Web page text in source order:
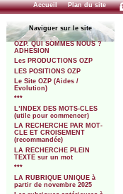
Accueil Plan du site
Naviguer sur le site
OZP. QUI SOMMES NOUS ?
ADHESION
Les PRODUCTIONS OZP
LES POSITIONS OZP
Le Site OZP (Aides /
Evolution)
***
L’INDEX DES MOTS-CLES
(utile pour commencer)
LA RECHERCHE PAR MOT-
CLE ET CROISEMENT
(recommandée)
LA RECHERCHE PLEIN
TEXTE sur un mot
***
LA RUBRIQUE UNIQUE à
partir de novembre 2025